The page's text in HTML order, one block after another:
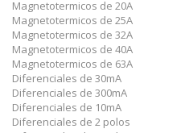
Magnetotermicos de 20A
Magnetotermicos de 25A
Magnetotermicos de 32A
Magnetotermicos de 40A
Magnetotermicos de 63A
Diferenciales de 30mA
Diferenciales de 300mA
Diferenciales de 10mA
Diferenciales de 2 polos